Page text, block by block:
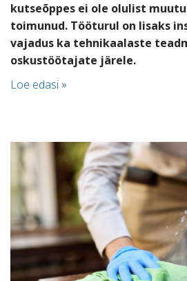
kutseõppes ei ole olulist
toimunud. Tööturul on lisaks
vajadus ka tehnikaalaste
oskustöötajate järele.
Loe edasi »